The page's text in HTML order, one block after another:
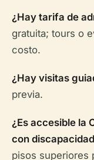
¿Hay tarifa de
gratuita; tours o
costo.
¿Hay visitas
previa.
¿Es accesible la
con
pisos superiores